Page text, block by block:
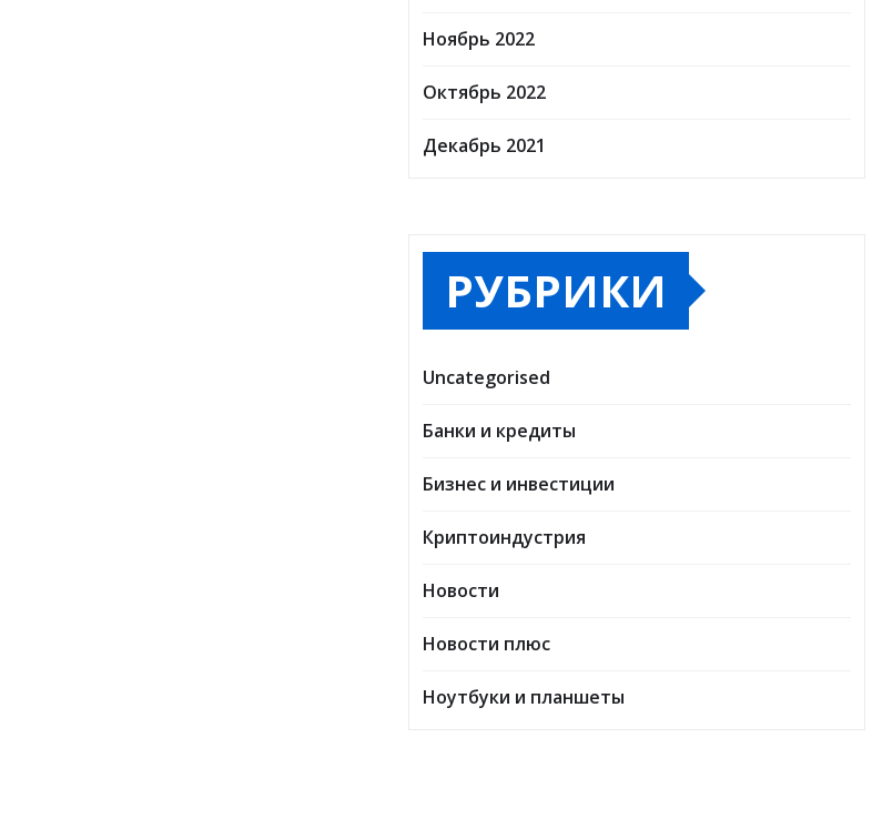
Ноябрь 2022
Октябрь 2022
Декабрь 2021
РУБРИКИ
Uncategorised
Банки и кредиты
Бизнес и инвестиции
Криптоиндустрия
Новости
Новости плюс
Ноутбуки и планшеты